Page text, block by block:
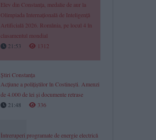
Elev din Constanța, medalie de aur la
Olimpiada Internațională de Inteligență
Artificială 2026. România, pe locul 4 în
clasamentul mondial
21:53
1312
Știri Constanța
Acțiune a polițiștilor în Costinești. Amenzi
de 4.000 de lei și documente retrase
21:48
336
Întreruperi programate de energie electrică